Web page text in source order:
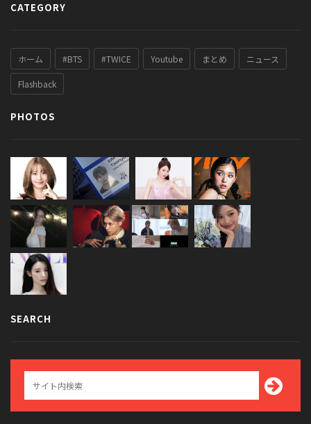
CATEGORY
ホーム #BTS #TWICE Youtube まとめ ニュース
Flashback
PHOTOS
SEARCH